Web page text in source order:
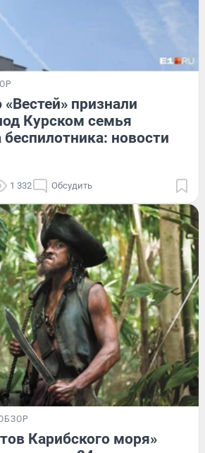
признали
Курском семья
беспилотника: новости
1 332 Обсудить
Карибского моря»